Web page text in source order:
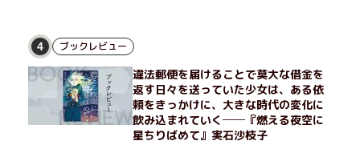
4 ブックレビュー
違法郵便を届けることで莫大な借金を
返す日々を送っていた少女は、ある依
頼をきっかけに、大きな時代の変化に
飲み込まれていく──『燃える夜空に
星ちりばめて』実石沙枝子